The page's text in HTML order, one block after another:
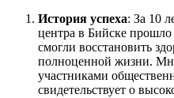
История успеха: За 10
центра в Бийске прошло
смогли восстановить
полноценной жизни.
участниками
свидетельствует о